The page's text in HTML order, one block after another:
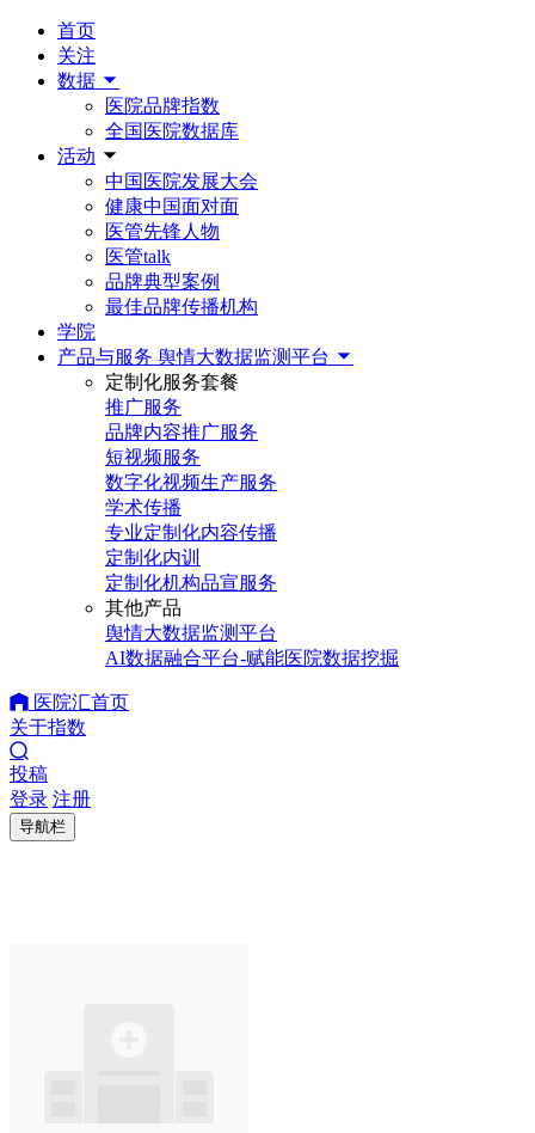
首页
关注
数据
医院品牌指数
全国医院数据库
活动
中国医院发展大会
健康中国面对面
医管先锋人物
医管talk
品牌典型案例
最佳品牌传播机构
学院
产品与服务 舆情大数据监测平台
定制化服务套餐
推广服务
品牌内容推广服务
短视频服务
数字化视频生产服务
学术传播
专业定制化内容传播
定制化内训
定制化机构品宣服务
其他产品
舆情大数据监测平台
AI数据融合平台-赋能医院数据挖掘
医院汇首页
关于指数
投稿
登录 注册
导航栏